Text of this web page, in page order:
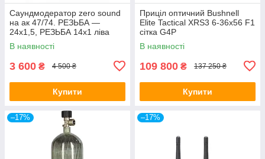
Саундмодератор zero sound
на ак 47/74. РЕЗЬБА —
24х1,5, РЕЗЬБА 14х1 ліва
В наявності
3 600 ₴ 4 500 ₴
Купити
Приціл оптичний Bushnell
Elite Tactical XRS3 6-36x56 F1
сітка G4P
В наявності
109 800 ₴ 137 250 ₴
Купити
–17% –17%